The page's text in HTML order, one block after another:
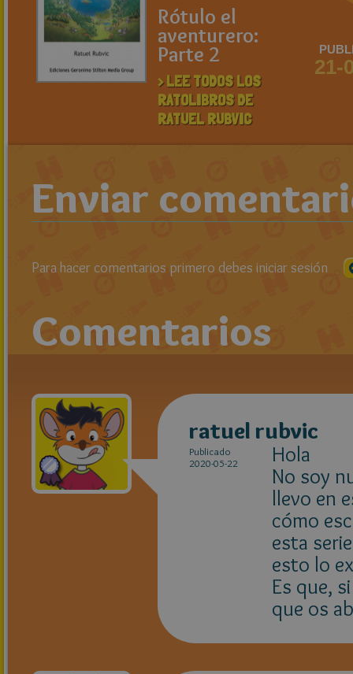
Rótulo el
aventurero:
Parte 2
> LEE TODOS LOS
RATOLIBROS DE
RATUEL RUBVIC
21-
Enviar
Para hacer comentarios primero debes iniciar sesión
Comentarios
ratuel rubvic
Publicado
2020-05-22
Hola
No soy
llevo en
cómo
esta
esto lo
Es que,
que os